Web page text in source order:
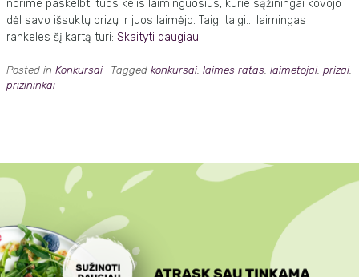
norime paskelbti tuos kelis laiminguosius, kurie sąžiningai kovojo
dėl savo išsuktų prizų ir juos laimėjo. Taigi taigi… laimingas
rankeles šį kartą turi: Skaityti daugiau
Posted in Konkursai Tagged konkursai, laimes ratas, laimetojai, prizai,
prizininkai